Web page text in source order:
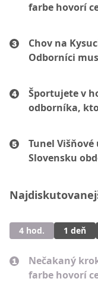
farbe hovorí
Chov na
Odborníci
Športujete v
odborníka,
Tunel
Slovensku
4 hod. 1 deň
Nečakaný
farbe hovorí